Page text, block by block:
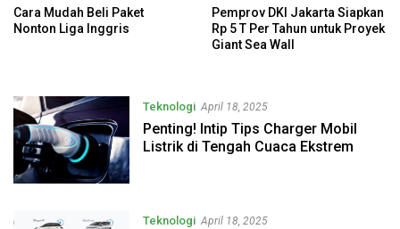
Cara Mudah Beli Paket
Nonton Liga Inggris
Pemprov DKI Jakarta Siapkan
Rp 5 T Per Tahun untuk Proyek
Giant Sea Wall
Teknologi April 18, 2025
Penting! Intip Tips Charger Mobil
Listrik di Tengah Cuaca Ekstrem
Teknologi April 18, 2025